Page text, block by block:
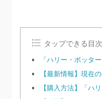
タップできる目次
「ハリー・ポッタ
【最新情報】現在
【購入方法】「ハ